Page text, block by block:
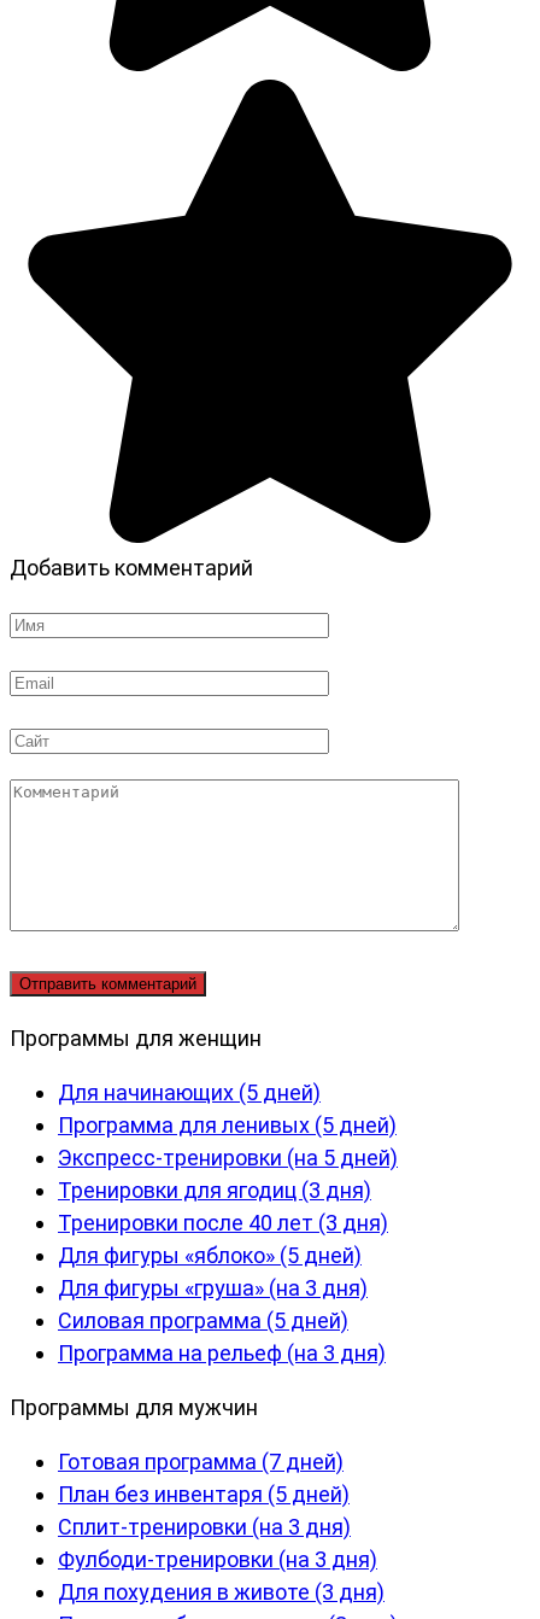
Добавить комментарий
Имя
Email
Сайт
Комментарий
Программы для женщин
Для начинающих (5 дней)
Программа для ленивых (5 дней)
Экспресс-тренировки (на 5 дней)
Тренировки для ягодиц (3 дня)
Тренировки после 40 лет (3 дня)
Для фигуры «яблоко» (5 дней)
Для фигуры «груша» (на 3 дня)
Силовая программа (5 дней)
Программа на рельеф (на 3 дня)
Программы для мужчин
Готовая программа (7 дней)
План без инвентаря (5 дней)
Сплит-тренировки (на 3 дня)
Фулбоди-тренировки (на 3 дня)
Для похудения в животе (3 дня)